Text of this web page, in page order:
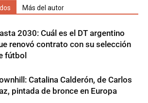
Más del autor
2030: Cuál es el DT argentino
renovó contrato con su selección
fútbol
Catalina Calderón, de Carlos
pintada de bronce en Europa